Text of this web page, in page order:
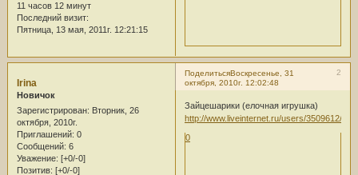
11 часов 12 минут
Последний визит:
Пятница, 13 мая, 2011г. 12:21:15
Поделиться 2
Воскресенье, 31
октября, 2010г. 12:02:48
Irina
Новичок
Зарегистрирован: Вторник, 26
октября, 2010г.
Приглашений: 0
Сообщений: 6
Уважение: [+0/-0]
Позитив: [+0/-0]
Зайцешарики (елочная игрушка)
http://www.liveinternet.ru/users/3509612/
0